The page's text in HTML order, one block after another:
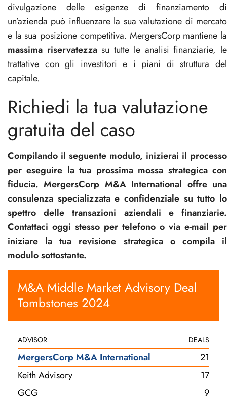
divulgazione delle esigenze di finanziamento di
un’azienda può influenzare la sua valutazione di mercato
e la sua posizione competitiva. MergersCorp mantiene la
massima riservatezzasu tutte le analisi finanziarie, le
trattative con gli investitori e i piani di struttura del
capitale.
Richiedi la tua valutazione
gratuita del caso
Compilando il seguente modulo, inizierai il processo
per eseguire la tua prossima mossa strategica con
fiducia. MergersCorp M&A International offre una
consulenza specializzata e confidenziale su tutto lo
spettro delle transazioni aziendali e finanziarie.
Contattaci oggi stesso per telefono o via e-mail per
iniziare la tua revisione strategica o compila il
modulo sottostante.
M&A Middle Market Advisory Deal
Tombstones 2024
ADVISOR DEALS
MergersCorp M&A International
21
Keith Advisory
17
GCG
9